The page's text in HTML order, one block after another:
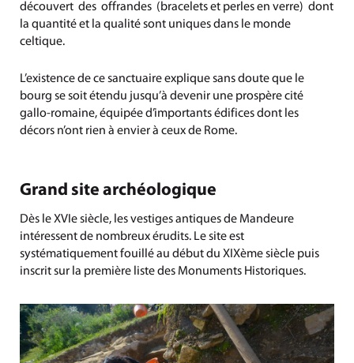
découvert des offrandes (bracelets et perles en verre) dont
la quantité et la qualité sont uniques dans le monde
celtique.
L’existence de ce sanctuaire explique sans doute que le
bourg se soit étendu jusqu’à devenir une prospère cité
gallo-romaine, équipée d’importants édifices dont les
décors n’ont rien à envier à ceux de Rome.
Grand site archéologique
Dès le XVIe siècle, les vestiges antiques de Mandeure
intéressent de nombreux érudits. Le site est
systématiquement fouillé au début du XIXème siècle puis
inscrit sur la première liste des Monuments Historiques.